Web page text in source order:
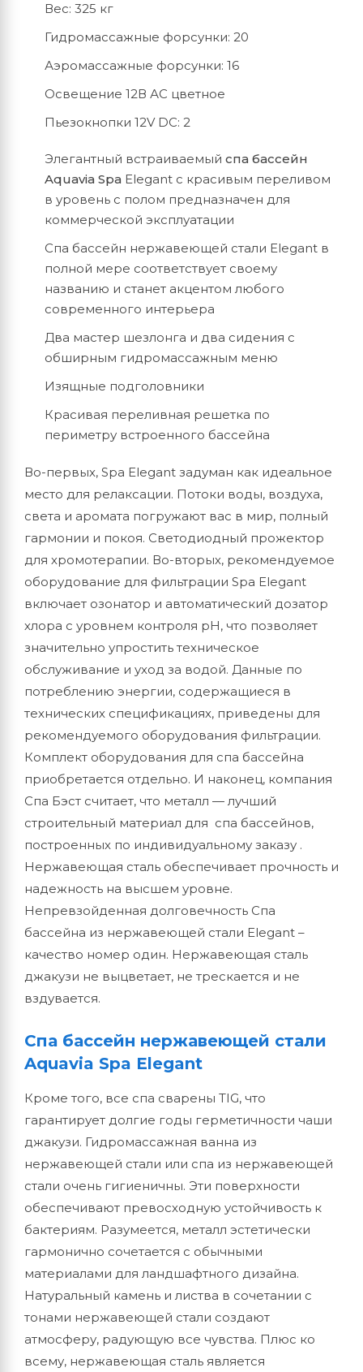
Вес: 325 кг
Гидромассажные форсунки: 20
Аэромассажные форсунки: 16
Освещение 12В АС цветное
Пьезокнопки 12V DC: 2
Элегантный встраиваемый спа бассейн
Aquavia Spa Elegant с красивым переливом
в уровень с полом предназначен для
коммерческой эксплуатации
Спа бассейн нержавеющей стали Elegant в
полной мере соответствует своему
названию и станет акцентом любого
современного интерьера
Два мастер шезлонга и два сидения с
обширным гидромассажным меню
Изящные подголовники
Красивая переливная решетка по
периметру встроенного бассейна
Во-первых, Spa Elegant задуман как идеальное
место для релаксации. Потоки воды, воздуха,
света и аромата погружают вас в мир, полный
гармонии и покоя. Светодиодный прожектор
для хромотерапии. Во-вторых, рекомендуемое
оборудование для фильтрации Spa Elegant
включает озонатор и автоматический дозатор
хлора с уровнем контроля рН, что позволяет
значительно упростить техническое
обслуживание и уход за водой. Данные по
потреблению энергии, содержащиеся в
технических спецификациях, приведены для
рекомендуемого оборудования фильтрации.
Комплект оборудования для спа бассейна
приобретается отдельно. И наконец, компания
Спа Бэст считает, что металл — лучший
строительный материал для спа бассейнов,
построенных по индивидуальному заказу .
Нержавеющая сталь обеспечивает прочность и
надежность на высшем уровне.
Непревзойденная долговечность Спа
бассейна из нержавеющей стали Elegant –
качество номер один. Нержавеющая сталь
джакузи не выцветает, не трескается и не
вздувается.
Спа бассейн нержавеющей стали
Aquavia Spa Elegant
Кроме того, все спа сварены TIG, что
гарантирует долгие годы герметичности чаши
джакузи. Гидромассажная ванна из
нержавеющей стали или спа из нержавеющей
стали очень гигиеничны. Эти поверхности
обеспечивают превосходную устойчивость к
бактериям. Разумеется, металл эстетически
гармонично сочетается с обычными
материалами для ландшафтного дизайна.
Натуральный камень и листва в сочетании с
тонами нержавеющей стали создают
атмосферу, радующую все чувства. Плюс ко
всему, нержавеющая сталь является